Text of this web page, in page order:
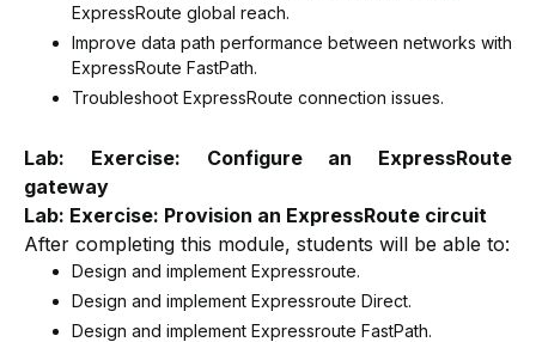
ExpressRoute global reach.
Improve data path performance between networks with
ExpressRoute FastPath.
Troubleshoot ExpressRoute connection issues.
Lab: Exercise: Configure an ExpressRoute
gateway
Lab: Exercise: Provision an ExpressRoute circuit
After completing this module, students will be able to:
Design and implement Expressroute.
Design and implement Expressroute Direct.
Design and implement Expressroute FastPath.